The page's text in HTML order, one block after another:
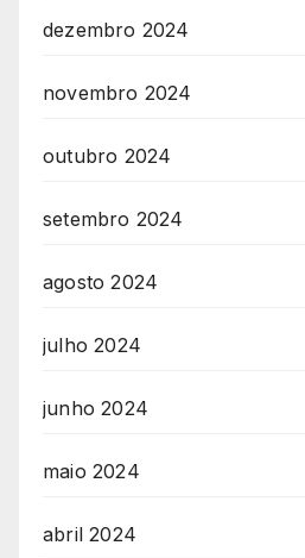
dezembro 2024
novembro 2024
outubro 2024
setembro 2024
agosto 2024
julho 2024
junho 2024
maio 2024
abril 2024